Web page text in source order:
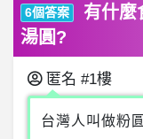
6個答案
有什麼
湯圓?
匿名 #1樓
台灣人叫做粉